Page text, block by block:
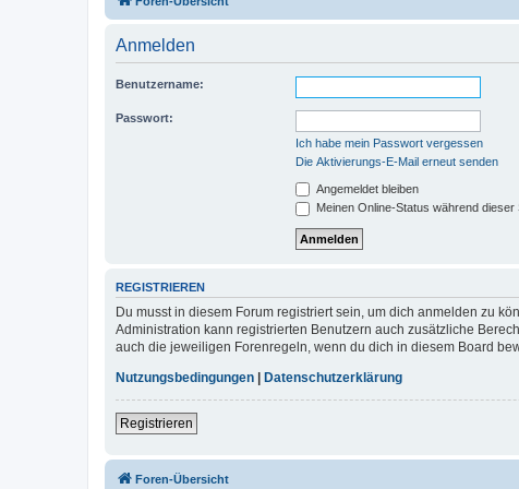
Anmelden
Benutzername:
Passwort:
Ich habe mein Passwort vergessen
Die Aktivierungs-E-Mail erneut senden
Angemeldet bleiben
Meinen Online-Status während
REGISTRIEREN
Du musst in diesem Forum registriert sein, um dich anmelden zu
Administration kann registrierten Benutzern auch zusätzliche
auch die jeweiligen Forenregeln, wenn du dich in diesem Board
Nutzungsbedingungen
Datenschutzerklärung
Registrieren
Foren-Übersicht